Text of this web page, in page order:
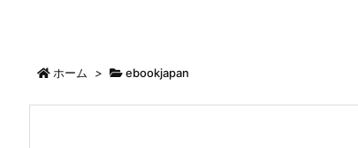
ホーム > ebookjapan